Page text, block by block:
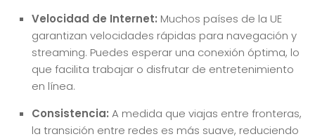
Velocidad de Internet: Muchos países de la UE
garantizan velocidades rápidas para navegación y
streaming. Puedes esperar una conexión óptima, lo
que facilita trabajar o disfrutar de entretenimiento
en línea.
Consistencia: A medida que viajas entre fronteras,
la transición entre redes es más suave, reduciendo